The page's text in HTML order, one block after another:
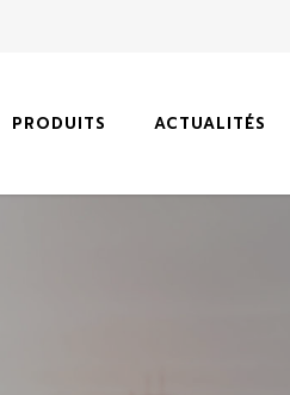
PRODUITS ACTUALITÉS